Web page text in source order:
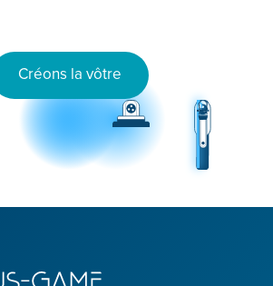
Créons la vôtre